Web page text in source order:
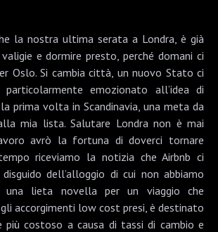
la nostra ultima serata a Londra, è già
e dormire presto, perché domani ci
Oslo. Si cambia città, un nuovo Stato ci
emozionato all’idea di
prima volta in Scandinavia, una meta da
mia lista. Salutare Londra non è mai
avrò la fortuna di doverci tornare
riceviamo la notizia che Airbnb ci
dell’alloggio di cui non abbiamo
una lieta novella per un viaggio che
accorgimenti low cost presi, è destinato
più costoso a causa di tassi di cambio e